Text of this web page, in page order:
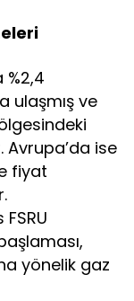
%2,4
ulaşmış ve
Avrupa’da ise
fiyat
yönelik gaz